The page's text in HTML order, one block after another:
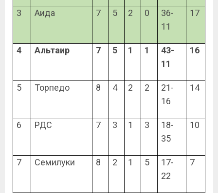
3 Аида 7 5 2 0
36-
11
17
4 Альтаир 7 5 1 1
43-
11
16
5 Торпедо 8 4 2 2
21-
16
14
6 РДС 7 3 1 3
18-
35
10
7 Семилуки 8 2 1 5
17-
22
7